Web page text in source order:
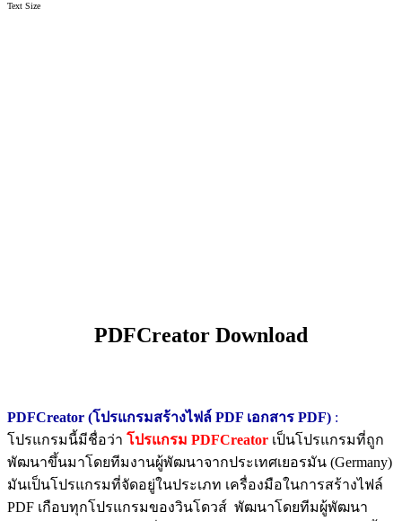
Text Size
PDFCreator Download
PDFCreator (โปรแกรมสร้างไฟล์ PDF เอกสาร PDF) :
โปรแกรมนี้มีชื่อว่า โปรแกรม PDFCreator เป็นโปรแกรมที่ถูก
พัฒนาขึ้นมาโดยทีมงานผู้พัฒนาจากประเทศเยอรมัน (Germany)
มันเป็นโปรแกรมที่จัดอยู่ในประเภท เครื่องมือในการสร้างไฟล์
PDF เกือบทุกโปรแกรมของวินโดวส์ พัฒนาโดยทีมผู้พัฒนา